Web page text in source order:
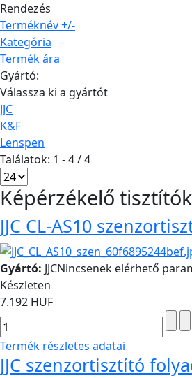
Rendezés
Terméknév +/-
Kategória
Termék ára
Gyártó:
Válassza ki a gyártót
JJC
K&F
Lenspen
Találatok: 1 - 4 / 4
Képérzékelő tisztítók
JJC CL-AS10
Gyártó: JJCNincsenek elérhető
Készleten
7.192 HUF
Termék részletes adatai
JJC szenzortisztító